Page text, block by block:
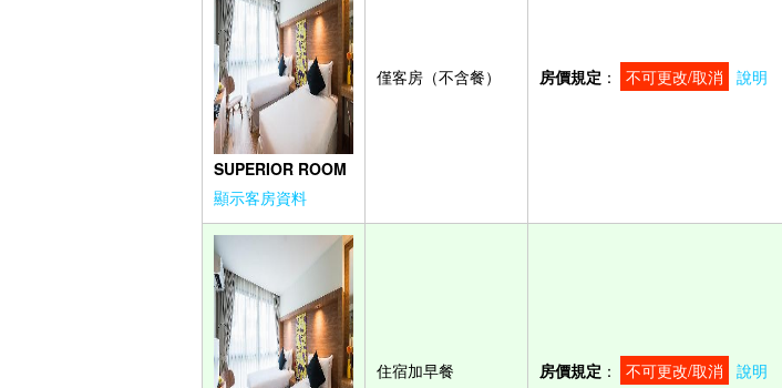
SUPERIOR ROOM
顯示客房資料
僅客房（不含餐） 房價規定 ： 不可更改/取消 說明
住宿加早餐 房價規定 ： 不可更改/取消 說明